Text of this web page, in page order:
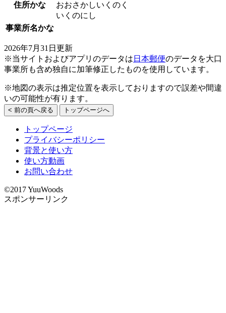
住所かな
おおさかしいくのく
いくのにし
事業所名かな
2026年7月31日更新
※当サイトおよびアプリのデータは 日本郵便のデータを大口
事業所も含め独自に加筆修正したものを使用しています。
※地図の表示は推定位置を表示しておりますので誤差や間違
いの可能性が有ります。
< 前の頁へ戻る トップページへ
トップページ
プライバシーポリシー
背景と使い方
使い方動画
お問い合わせ
©2017 YuuWoods
スポンサーリンク